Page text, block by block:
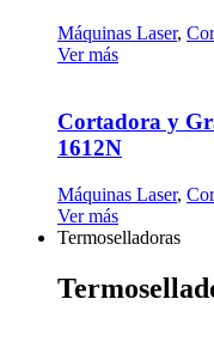
Máquinas Laser,
Ver más
Cortadora y
1612N
Máquinas Laser,
Ver más
Termoselladoras